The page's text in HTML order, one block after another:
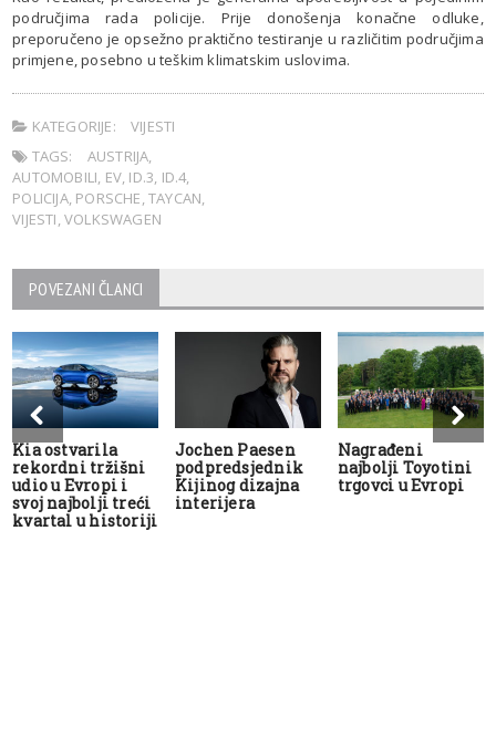
područjima rada policije. Prije donošenja konačne odluke,
preporučeno je opsežno praktično testiranje u različitim područjima
primjene, posebno u teškim klimatskim uslovima.
KATEGORIJE:
VIJESTI
TAGS:
AUSTRIJA,
AUTOMOBILI, EV, ID.3, ID.4,
POLICIJA, PORSCHE,TAYCAN,
VIJESTI,VOLKSWAGEN
POVEZANI ČLANCI
Kia ostvarila
rekordni tržišni
udio u Evropi i
svoj najbolji treći
kvartal u historiji
Jochen Paesen
podpredsjednik
Kijinog dizajna
interijera
Nagrađeni
najbolji Toyotini
trgovci u Evropi